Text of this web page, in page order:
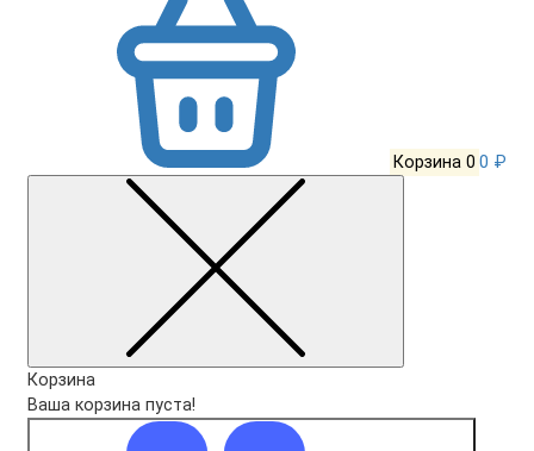
Корзина 0 0 ₽
Корзина
Ваша корзина пуста!